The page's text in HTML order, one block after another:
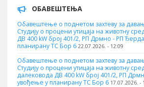
ОБАВЕШТЕЊА
Обавештење о поднетом захтеву за
Студију о процени утицаја на животну
ДВ 400 kW број 401/2, РП Дрмно - РП
планирану ТС Бор 6 22.07.2026. - 12:09
Обавештење о поднетом захтеву за
Студију о процени утицаја на животну
далековода ДВ 400 kW број 401/2, РП
увођење у планирану ТС Бор 6 17.07.2026. -